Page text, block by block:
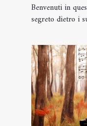
Benvenuti in
segreto dietro i